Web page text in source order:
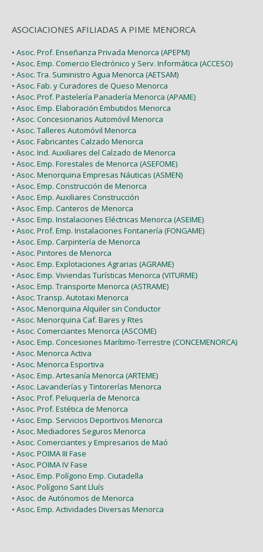
ASOCIACIONES AFILIADAS A PIME MENORCA
• Asoc. Prof. Enseñanza Privada Menorca (APEPM)
• Asoc. Emp. Comercio Electrónico y Serv. Informática (ACCESO)
• Asoc. Tra. Suministro Agua Menorca (AETSAM)
• Asoc. Fab. y Curadores de Queso Menorca
• Asoc. Prof. Pastelería Panadería Menorca (APAME)
• Asoc. Emp. Elaboración Embutidos Menorca
• Asoc. Concesionarios Automóvil Menorca
• Asoc. Talleres Automóvil Menorca
• Asoc. Fabricantes Calzado Menorca
• Asoc. Ind. Auxiliares del Calzado de Menorca
• Asoc. Emp. Forestales de Menorca (ASEFOME)
• Asoc. Menorquina Empresas Náuticas (ASMEN)
• Asoc. Emp. Construcción de Menorca
• Asoc. Emp. Auxiliares Construcción
• Asoc. Emp. Canteros de Menorca
• Asoc. Emp. Instalaciones Eléctricas Menorca (ASEIME)
• Asoc. Prof. Emp. Instalaciones Fontanería (FONGAME)
• Asoc. Emp. Carpintería de Menorca
• Asoc. Pintores de Menorca
• Asoc. Emp. Explotaciones Agrarias (AGRAME)
• Asoc. Emp. Viviendas Turísticas Menorca (VITURME)
• Asoc. Emp. Transporte Menorca (ASTRAME)
• Asoc. Transp. Autotaxi Menorca
• Asoc. Menorquina Alquiler sin Conductor
• Asoc. Menorquina Caf. Bares y Rtes
• Asoc. Comerciantes Menorca (ASCOME)
• Asoc. Emp. Concesiones Marítimo-Terrestre (CONCEMENORCA)
• Asoc. Menorca Activa
• Asoc. Menorca Esportiva
• Asoc. Emp. Artesanía Menorca (ARTEME)
• Asoc. Lavanderías y Tintorerías Menorca
• Asoc. Prof. Peluquería de Menorca
• Asoc. Prof. Estética de Menorca
• Asoc. Emp. Servicios Deportivos Menorca
• Asoc. Mediadores Seguros Menorca
• Asoc. Comerciantes y Empresarios de Maó
• Asoc. POIMA III Fase
• Asoc. POIMA IV Fase
• Asoc. Emp. Polígono Emp. Ciutadella
• Asoc. Polígono Sant Lluís
• Asoc. de Autónomos de Menorca
• Asoc. Emp. Actividades Diversas Menorca